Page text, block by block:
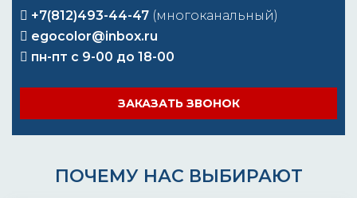
+7(812)493-44-47 (многоканальный)
egocolor@inbox.ru
пн-пт с 9-00 до 18-00
ЗАКАЗАТЬ ЗВОНОК
ПОЧЕМУ НАС ВЫБИРАЮТ